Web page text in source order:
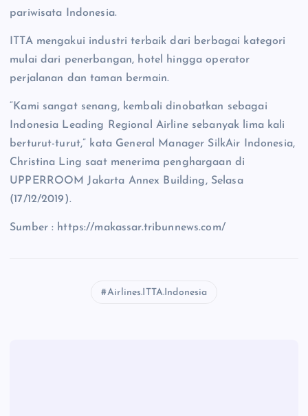
pariwisata Indonesia.
ITTA mengakui industri terbaik dari berbagai kategori
mulai dari penerbangan, hotel hingga operator
perjalanan dan taman bermain.
“Kami sangat senang, kembali dinobatkan sebagai
Indonesia Leading Regional Airline sebanyak lima kali
berturut-turut,” kata General Manager SilkAir Indonesia,
Christina Ling saat menerima penghargaan di
UPPERROOM Jakarta Annex Building, Selasa
(17/12/2019).
Sumber : https://makassar.tribunnews.com/
Airlines.ITTA.Indonesia